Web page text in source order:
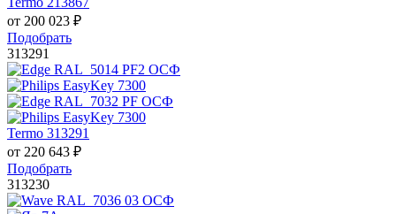
от 200 023 ₽
Подобрать
313291
Termo 313291
от 220 643 ₽
Подобрать
313230